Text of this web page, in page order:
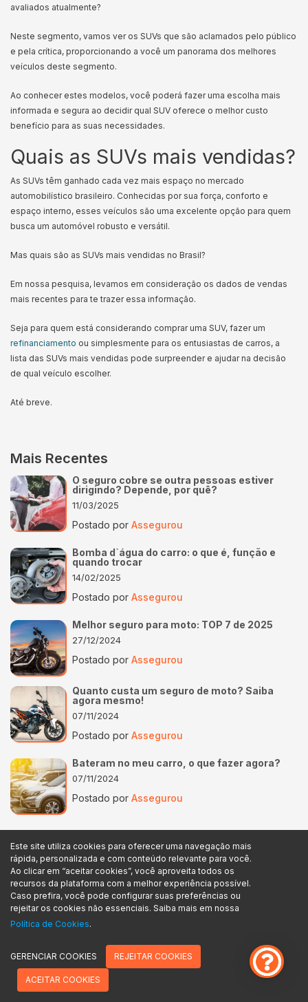
avaliados atualmente?
Neste segmento, vamos ver os SUVs que são aclamados pelo público
e pela crítica, proporcionando a você um panorama dos melhores
veículos deste segmento.
Ao conhecer estes modelos, você poderá fazer uma escolha mais
informada e segura ao decidir qual SUV oferece o melhor custo
benefício para as suas necessidades.
Quais as SUVs mais vendidas?
As SUVs têm ganhado cada vez mais espaço no mercado
automobilístico brasileiro. Conhecidas por sua força, conforto e
espaço interno, esses veículos são uma excelente opção para quem
busca um automóvel robusto e versátil.
Mas quais são as SUVs mais vendidas no Brasil?
Em nossa pesquisa, levamos em consideração os dados de vendas
mais recentes para te trazer essa informação.
Seja para quem está considerando comprar uma SUV, fazer um
refinanciamento ou simplesmente para os entusiastas de carros, a
lista das SUVs mais vendidas pode surpreender e ajudar na decisão
de qual veículo escolher.
Até breve.
Mais Recentes
O seguro cobre se outra pessoas estiver
dirigindo? Depende, por quê?
11/03/2025
Postado por Assegurou
Bomba d`água do carro: o que é, função e
quando trocar
14/02/2025
Postado por Assegurou
Melhor seguro para moto: TOP 7 de 2025
27/12/2024
Postado por Assegurou
Quanto custa um seguro de moto? Saiba
agora mesmo!
07/11/2024
Postado por Assegurou
Bateram no meu carro, o que fazer agora?
07/11/2024
Postado por Assegurou
Precisa de um seguro para
seu carro?
Fale com nossos especialistas
Este site utiliza cookies para oferecer uma navegação mais
rápida, personalizada e com conteúdo relevante para você.
Ao clicar em “aceitar cookies”, você aproveita todos os
recursos da plataforma com a melhor experiência possível.
Caso prefira, você pode configurar suas preferências ou
rejeitar os cookies não essenciais. Saiba mais em nossa
Política de Cookies.
GERENCIAR COOKIES REJEITAR COOKIES
ACEITAR COOKIES